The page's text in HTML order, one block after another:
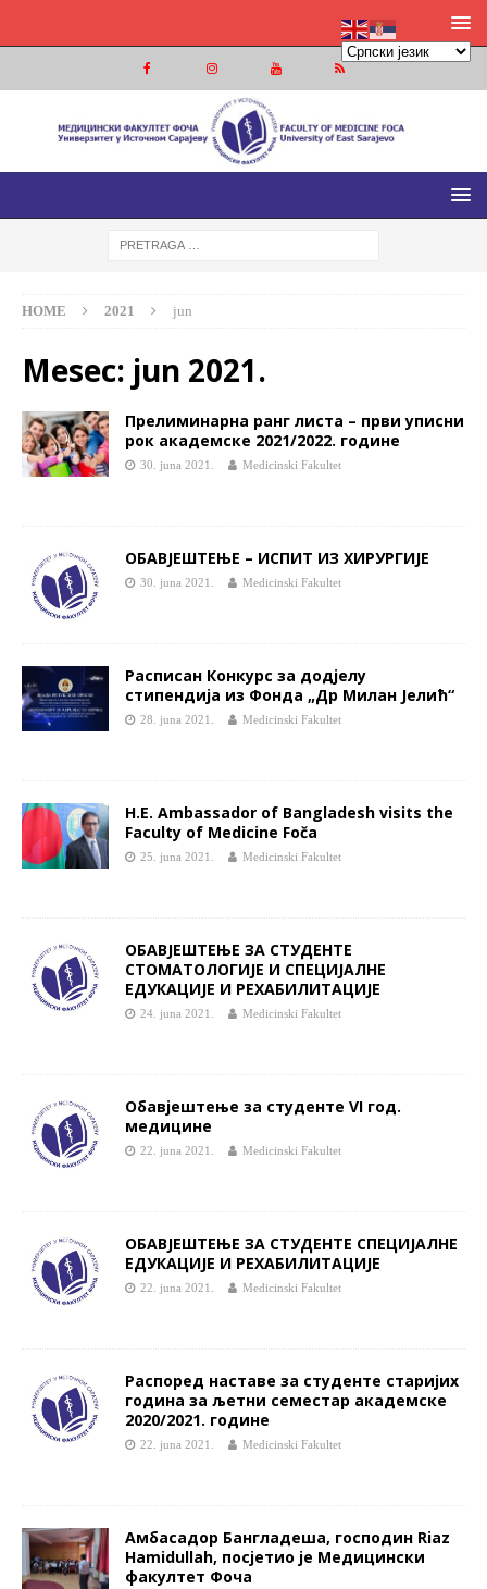
МЕДИЦИНСКИ ФАКУЛТЕТ ФОЧА
МЕДИЦИНСКИ ФАКУЛТЕТ УНИВЕРЗИТЕТА У ИСТОЧНОМ
HOME 2021 jun
Mesec: jun 2021.
Прелиминарна ранг листа – први уписни
рок академске 2021/2022. године
30. juna 2021. Medicinski Fakultet
ОБАВЈЕШТЕЊЕ – ИСПИТ ИЗ ХИРУРГИЈЕ
30. juna 2021. Medicinski Fakultet
Расписан Конкурс за додјелу
стипендија из Фонда „Др Милан Јелић“
28. juna 2021. Medicinski Fakultet
H.E. Ambassador of Bangladesh visits the
Faculty of Medicine Foča
25. juna 2021. Medicinski Fakultet
ОБАВЈЕШТЕЊЕ ЗА СТУДЕНТЕ
СТОМАТОЛОГИЈЕ И СПЕЦИЈАЛНЕ
ЕДУКАЦИЈЕ И РЕХАБИЛИТАЦИЈЕ
24. juna 2021. Medicinski Fakultet
Обавјештење за студенте VI год.
медицинe
22. juna 2021. Medicinski Fakultet
ОБАВЈЕШТЕЊЕ ЗА СТУДЕНТЕ СПЕЦИЈАЛНЕ
ЕДУКАЦИЈЕ И РЕХАБИЛИТАЦИЈЕ
22. juna 2021. Medicinski Fakultet
Распоред наставе за студенте старијих
година за љетни семестар академске
2020/2021. године
22. juna 2021. Medicinski Fakultet
Амбасадор Бангладеша, господин Riaz
Hamidullah, посјетио је Медицински
факултет Фоча